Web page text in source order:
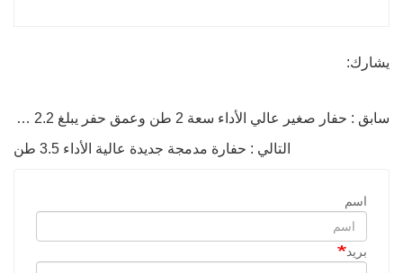
يشارك:
سابق : حفار صغير عالي الأداء سعة 2 طن وعمق حفر يبلغ 2.2 متر
التالي : حفارة مدمجة جديدة عالية الأداء 3.5 طن
اسم
بريد